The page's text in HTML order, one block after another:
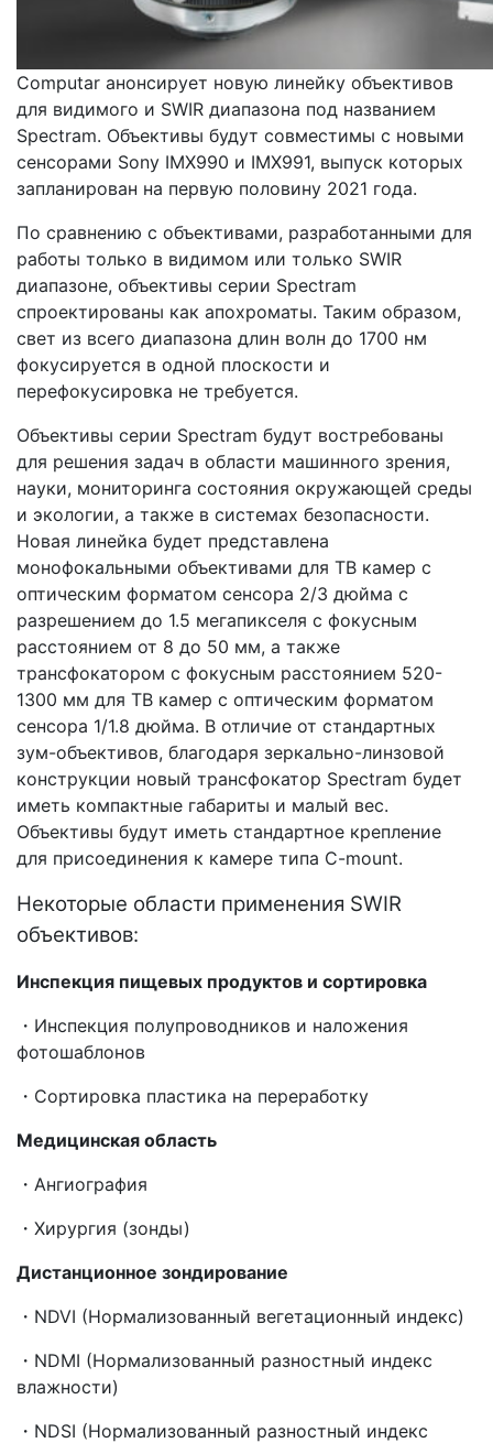
Computar анонсирует новую линейку объективов
для видимого и SWIR диапазона под названием
Spectram. Объективы будут совместимы с новыми
сенсорами Sony IMX990 и IMX991, выпуск которых
запланирован на первую половину 2021 года.
По сравнению с объективами, разработанными для
работы только в видимом или только SWIR
диапазоне, объективы серии Spectram
спроектированы как апохроматы. Таким образом,
свет из всего диапазона длин волн до 1700 нм
фокусируется в одной плоскости и
перефокусировка не требуется.
Объективы серии Spectram будут востребованы
для решения задач в области машинного зрения,
науки, мониторинга состояния окружающей среды
и экологии, а также в системах безопасности.
Новая линейка будет представлена
монофокальными объективами для ТВ камер с
оптическим форматом сенсора 2/3 дюйма с
разрешением до 1.5 мегапикселя с фокусным
расстоянием от 8 до 50 мм, а также
трансфокатором с фокусным расстоянием 520-
1300 мм для ТВ камер с оптическим форматом
сенсора 1/1.8 дюйма. В отличие от стандартных
зум-объективов, благодаря зеркально-линзовой
конструкции новый трансфокатор Spectram будет
иметь компактные габариты и малый вес.
Объективы будут иметь стандартное крепление
для присоединения к камере типа C-mount.
Некоторые области применения SWIR
объективов:
Инспекция пищевых продуктов и сортировка
・Инспекция полупроводников и наложения
фотошаблонов
・Сортировка пластика на переработку
Медицинская область
・Ангиография
・Хирургия (зонды)
Дистанционное зондирование
・NDVI (Нормализованный вегетационный индекс)
・NDMI (Нормализованный разностный индекс
влажности)
・NDSI (Нормализованный разностный индекс